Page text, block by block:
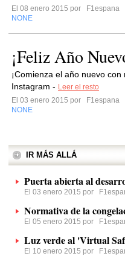
El 08 enero 2015 por
F1espana
NONE
¡Feliz Año
¡Comienza el año nuevo
Instagram - Leer el resto
El 03 enero 2015 por
F1espana
NONE
IR MÁS ALLÁ
Puerta abierta al
El 03 enero 2015 por
Normativa de la
El 05 enero 2015 por
Luz verde al 'Virtual
El 10 enero 2015 por